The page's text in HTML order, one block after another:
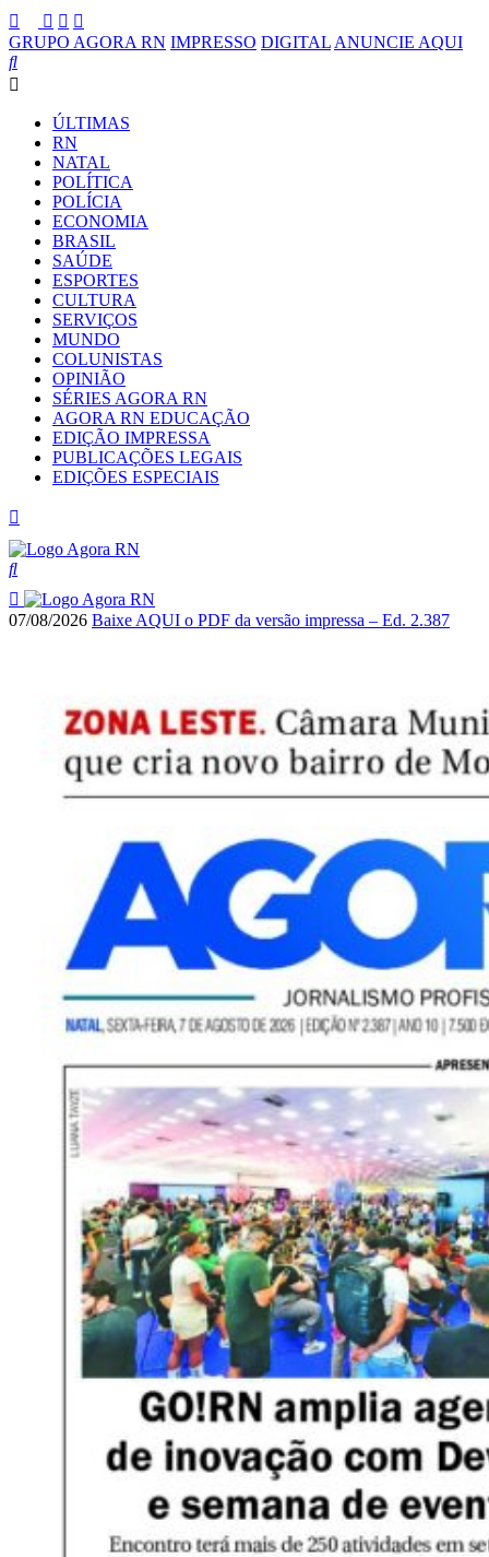
GRUPO AGORA RN IMPRESSO DIGITAL ANUNCIE AQUI
ÚLTIMAS
RN
NATAL
POLÍTICA
POLÍCIA
ECONOMIA
BRASIL
SAÚDE
ESPORTES
CULTURA
SERVIÇOS
MUNDO
COLUNISTAS
OPINIÃO
SÉRIES AGORA RN
AGORA RN EDUCAÇÃO
EDIÇÃO IMPRESSA
PUBLICAÇÕES LEGAIS
EDIÇÕES ESPECIAIS
07/08/2026 Baixe AQUI o PDF da versão impressa – Ed. 2.387